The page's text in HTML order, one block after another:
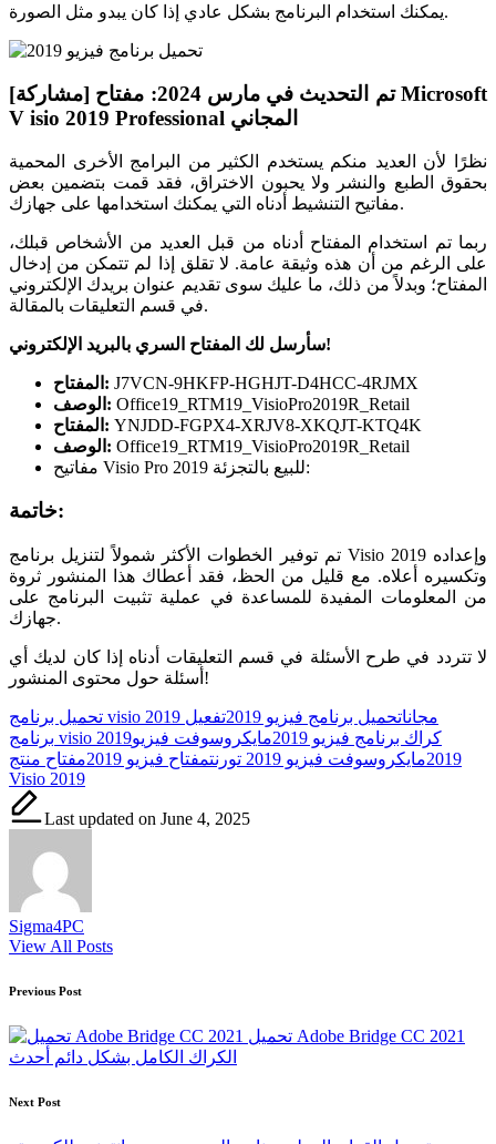
يمكنك استخدام البرنامج بشكل عادي إذا كان يبدو مثل الصورة.
[مشاركة] تم التحديث في مارس 2024: مفتاح Microsoft
V isio 2019 Professional المجاني
نظرًا لأن العديد منكم يستخدم الكثير من البرامج الأخرى المحمية
بحقوق الطبع والنشر ولا يحبون الاختراق، فقد قمت بتضمين بعض
مفاتيح التنشيط أدناه التي يمكنك استخدامها على جهازك.
ربما تم استخدام المفتاح أدناه من قبل العديد من الأشخاص قبلك،
على الرغم من أن هذه وثيقة عامة. لا تقلق إذا لم تتمكن من إدخال
المفتاح؛ وبدلاً من ذلك، ما عليك سوى تقديم عنوان بريدك الإلكتروني
في قسم التعليقات بالمقالة.
سأرسل لك المفتاح السري بالبريد الإلكتروني!
المفتاح: J7VCN-9HKFP-HGHJT-D4HCC-4RJMX
الوصف: Office19_RTM19_VisioPro2019R_Retail
المفتاح: YNJDD-FGPX4-XRJV8-XKQJT-KTQ4K
الوصف: Office19_RTM19_VisioPro2019R_Retail
مفاتيح Visio Pro 2019 للبيع بالتجزئة:
خاتمة:
تم توفير الخطوات الأكثر شمولاً لتنزيل برنامج Visio 2019 وإعداده
وتكسيره أعلاه. مع قليل من الحظ، فقد أعطاك هذا المنشور ثروة
من المعلومات المفيدة للمساعدة في عملية تثبيت البرنامج على
جهازك.
لا تتردد في طرح الأسئلة في قسم التعليقات أدناه إذا كان لديك أي
أسئلة حول محتوى المنشور!
Tags:
تحميل برنامج visio 2019 مجاناتحميل برنامج فيزيو 2019
تفعيل
برنامج visio 2019
كراك برنامج فيزيو 2019
مايكروسوفت فيزيو
2019مايكروسوفت فيزيو 2019 تورنت مفتاح فيزيو 2019
مفتاح منتج
Visio 2019
Last updated on June 4, 2025
Sigma4PC
View All Posts
Post
navigation
Previous Post
تحميل Adobe Bridge CC 2021
الكراك الكامل بشكل دائم أحدث
Next Post